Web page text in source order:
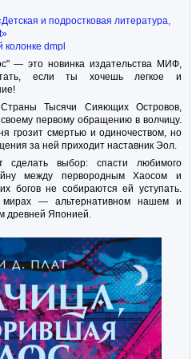
и подростковая литература,
колонке dmpl
— это новинка издательства МИФ,
если ты хочешь легкое и
Тысячи Сияющих Островов,
своему первому обращению в волчицу.
грозит смертью и одиночеством, но
за ней приходит наставник Эол.
сделать выбор: спасти любимого
между первородным Хаосом и
богов не собираются ей уступать.
мирах — альтернативном нашем и
древней Японией.